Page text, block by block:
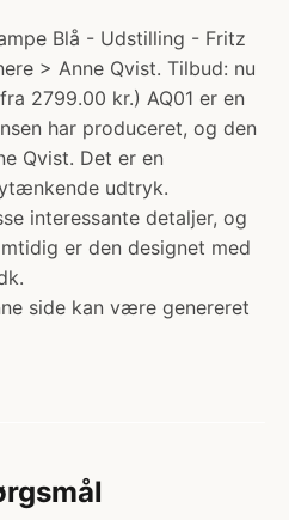
Blå - Udstilling - Fritz
> Anne Qvist. Tilbud: nu
2799.00 kr.) AQ01 er en
har produceret, og den
Qvist. Det er en
udtryk.
interessante detaljer, og
er den designet med
side kan være genereret